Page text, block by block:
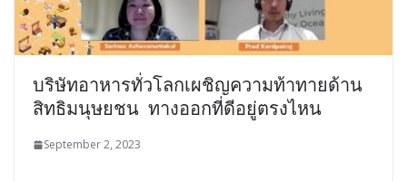
บริษัทอาหารทั่วโลกเผชิญความท้าทายด้าน
สิทธิมนุษยชน ทางออกที่ดีอยู่ตรงไหน
September 2, 2023